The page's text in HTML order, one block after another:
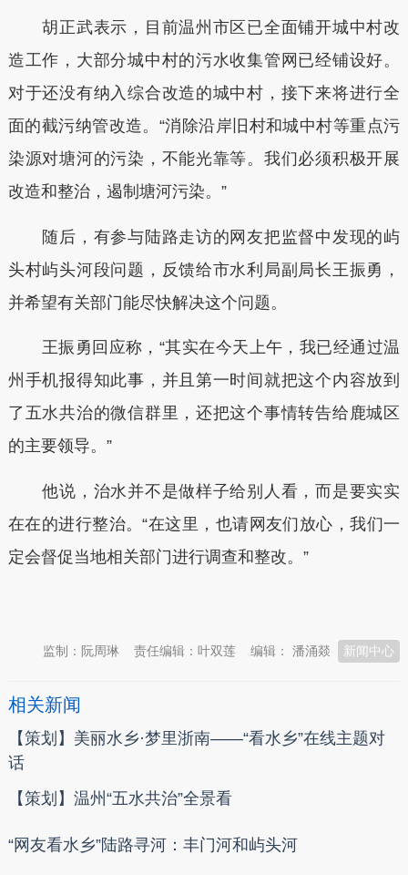
胡正武表示，目前温州市区已全面铺开城中村改
造工作，大部分城中村的污水收集管网已经铺设好。
对于还没有纳入综合改造的城中村，接下来将进行全
面的截污纳管改造。“消除沿岸旧村和城中村等重点污
染源对塘河的污染，不能光靠等。我们必须积极开展
改造和整治，遏制塘河污染。”
随后，有参与陆路走访的网友把监督中发现的屿
头村屿头河段问题，反馈给市水利局副局长王振勇，
并希望有关部门能尽快解决这个问题。
王振勇回应称，“其实在今天上午，我已经通过温
州手机报得知此事，并且第一时间就把这个内容放到
了五水共治的微信群里，还把这个事情转告给鹿城区
的主要领导。”
他说，治水并不是做样子给别人看，而是要实实
在在的进行整治。“在这里，也请网友们放心，我们一
定会督促当地相关部门进行调查和整改。”
新闻中心
编辑： 潘涌燚
责任编辑：叶双莲
监制：阮周琳
相关新闻
【策划】美丽水乡·梦里浙南——“看水乡”在线主题对
话
【策划】温州“五水共治”全景看
“网友看水乡”陆路寻河：丰门河和屿头河